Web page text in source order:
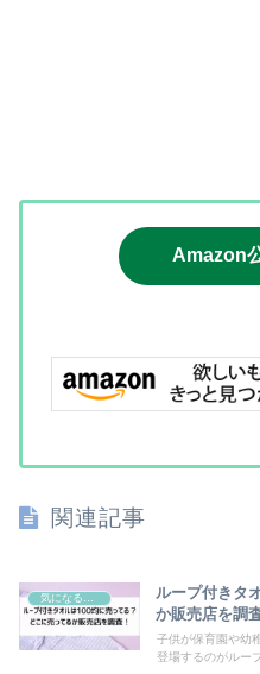
Amazon
関連記事
ループ付きタ
か販売店を調
子供が保育園や幼
登場するのがルー